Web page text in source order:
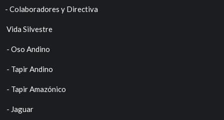
- Colaboradores y Directiva
Vida Silvestre
- Oso Andino
- Tapir Andino
- Tapir Amazónico
- Jaguar